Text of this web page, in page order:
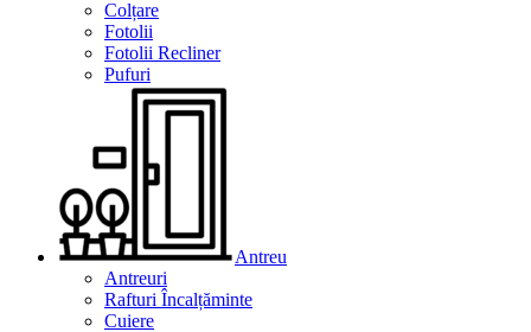
Colțare
Fotolii
Fotolii Recliner
Pufuri
Antreu
Antreuri
Rafturi Încalțăminte
Cuiere